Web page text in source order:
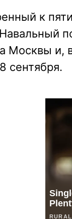
к
Москвы и,
сентября.